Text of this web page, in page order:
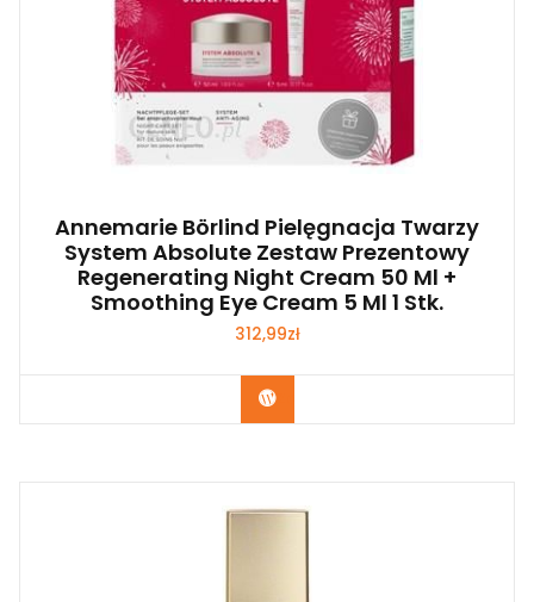
Annemarie Börlind Pielęgnacja Twarzy
System Absolute Zestaw Prezentowy
Regenerating Night Cream 50 Ml +
Smoothing Eye Cream 5 Ml 1 Stk.
312,99zł
Zobacz